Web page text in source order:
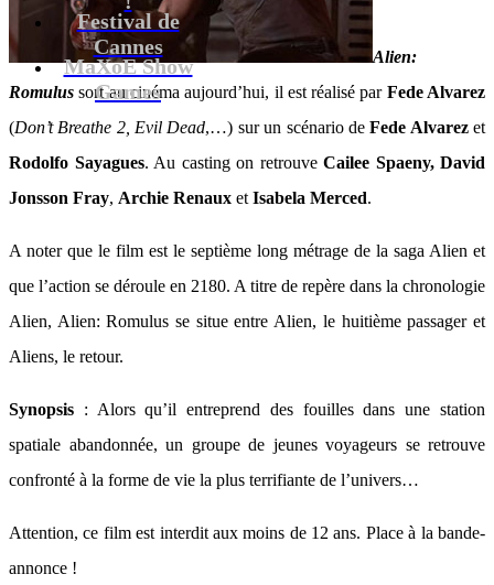
Festival de
Cannes
MaXoE Show
Games
Alien:
Romulus sort au cinéma aujourd’hui, il est réalisé par Fede Alvarez
(Don’t Breathe 2, Evil Dead,…) sur un scénario deFede Alvarezet
Rodolfo Sayagues. Au casting on retrouve Cailee Spaeny, David
Jonsson Fray, Archie Renaux et Isabela Merced.
A noter que le film est le septième long métrage de la saga Alien et
que l’action se déroule en 2180. A titre de repère dans la chronologie
Alien, Alien: Romulus se situe entre Alien, le huitième passager et
Aliens, le retour.
Synopsis : Alors qu’il entreprend des fouilles dans une station
spatiale abandonnée, un groupe de jeunes voyageurs se retrouve
confronté à la forme de vie la plus terrifiante de l’univers…
Attention, ce film est interdit aux moins de 12 ans. Place à la bande-
annonce !